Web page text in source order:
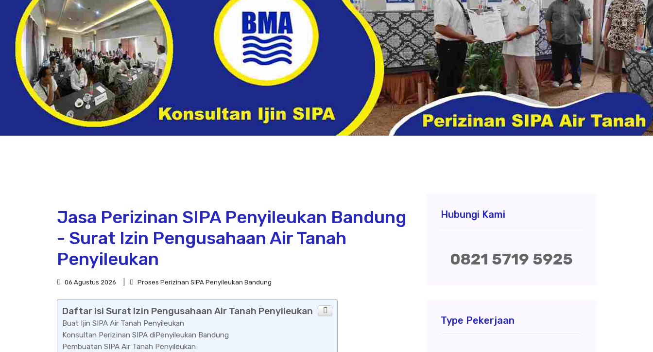
Jasa Perizinan SIPA Penyileukan Bandung
- Surat Izin Pengusahaan Air Tanah
Penyileukan
06 Agustus 2026 Proses Perizinan SIPA Penyileukan Bandung
Daftar isi Surat Izin Pengusahaan Air Tanah Penyileukan
Buat Ijin SIPA Air Tanah Penyileukan
Konsultan Perizinan SIPA diPenyileukan Bandung
Pembuatan SIPA Air Tanah Penyileukan
Hubungi Kami
0821 5719 5925
Type Pekerjaan